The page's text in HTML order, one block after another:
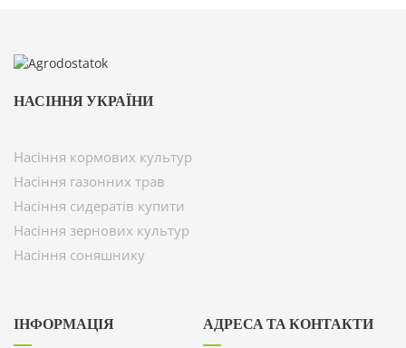
НАСІННЯ УКРАЇНИ
Насіння кормових культур
Насіння газонних трав
Насіння сидератів купити
Насіння зернових культур
Насіння соняшнику
ІНФОРМАЦІЯ АДРЕСА ТА КОНТАКТИ